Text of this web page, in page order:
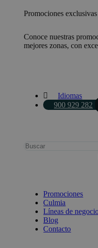
Promociones exclusivas
Conoce nuestras
mejores zonas, con
Idiomas
900 929 282
Busca:
Promociones
Culmia
Líneas de
Blog
Contacto